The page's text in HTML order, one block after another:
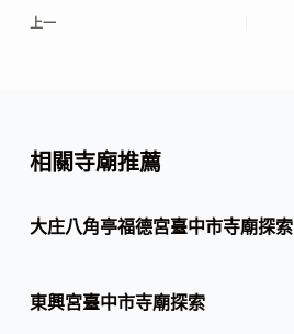
上一
相關寺廟推薦
大庄八角亭福德宮臺中市寺廟探索
東興宮臺中市寺廟探索